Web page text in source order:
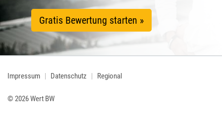
Gratis Bewertung starten »
Impressum Datenschutz Regional
© 2026 Wert BW